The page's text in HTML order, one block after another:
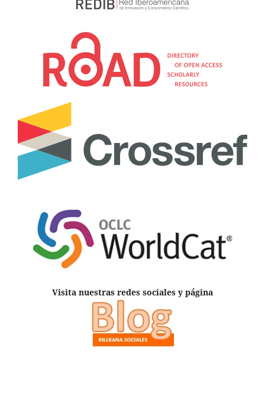
Visita nuestras redes sociales y página